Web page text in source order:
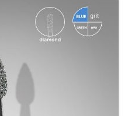
bitjes beschikt deze
diamantcoating.
soepel over
nagelstylistes
als “een mes door
of risico op